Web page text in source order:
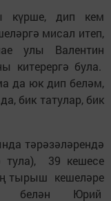
күрше, дип кем
мисал итеп,
улы Валентин
китерергә була.
да юк дип беләм,
бик татулар, бик
тәрәзәләрендә
тула), 39 кешесе
тырыш кешеләре
белән Юрий